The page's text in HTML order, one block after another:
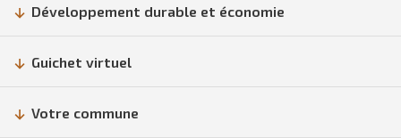
Développement durable et économie
Guichet virtuel
Votre commune